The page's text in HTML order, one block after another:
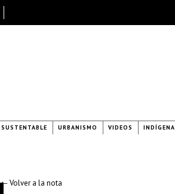
SUSTENTABLE URBANISMO VIDEOS INDÍGENA
← Volver a la nota